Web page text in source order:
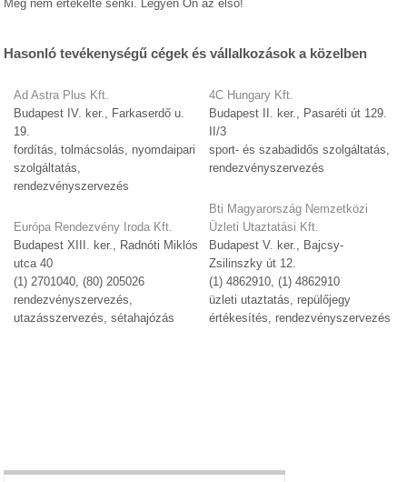
Még nem értékelte senki. Legyen Ön az első!
Hasonló tevékenységű cégek és vállalkozások a közelben
Ad Astra Plus Kft.
Budapest IV. ker., Farkaserdő u.
19.
fordítás, tolmácsolás, nyomdaipari
szolgáltatás,
rendezvényszervezés
Európa Rendezvény Iroda Kft.
Budapest XIII. ker., Radnóti Miklós
utca 40
(1) 2701040, (80) 205026
rendezvényszervezés,
utazásszervezés, sétahajózás
4C Hungary Kft.
Budapest II. ker., Pasaréti út 129.
II/3
sport- és szabadidős szolgáltatás,
rendezvényszervezés
Bti Magyarország Nemzetközi
Üzleti Utaztatási Kft.
Budapest V. ker., Bajcsy-
Zsilinszky út 12.
(1) 4862910, (1) 4862910
üzleti utaztatás, repülőjegy
értékesítés, rendezvényszervezés